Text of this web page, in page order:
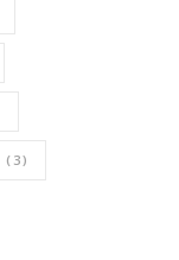
(3)